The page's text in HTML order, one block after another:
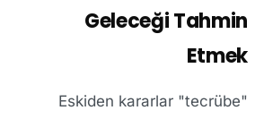
Geleceği Tahmin
Etmek
Eskiden kararlar "tecrübe"